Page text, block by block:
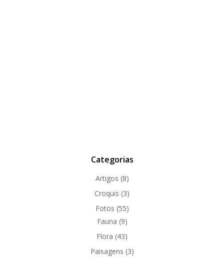
Categorias
Artigos (8)
Croquis (3)
Fotos (55)
Fauna (9)
Flora (43)
Paisagens (3)